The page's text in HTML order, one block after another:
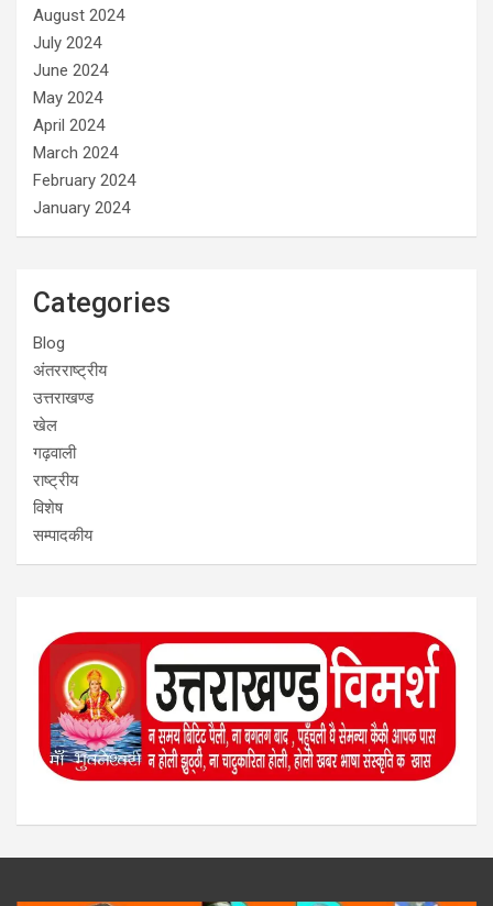
August 2024
July 2024
June 2024
May 2024
April 2024
March 2024
February 2024
January 2024
Categories
Blog
अंतरराष्ट्रीय
उत्तराखण्ड
खेल
गढ़वाली
राष्ट्रीय
विशेष
सम्पादकीय